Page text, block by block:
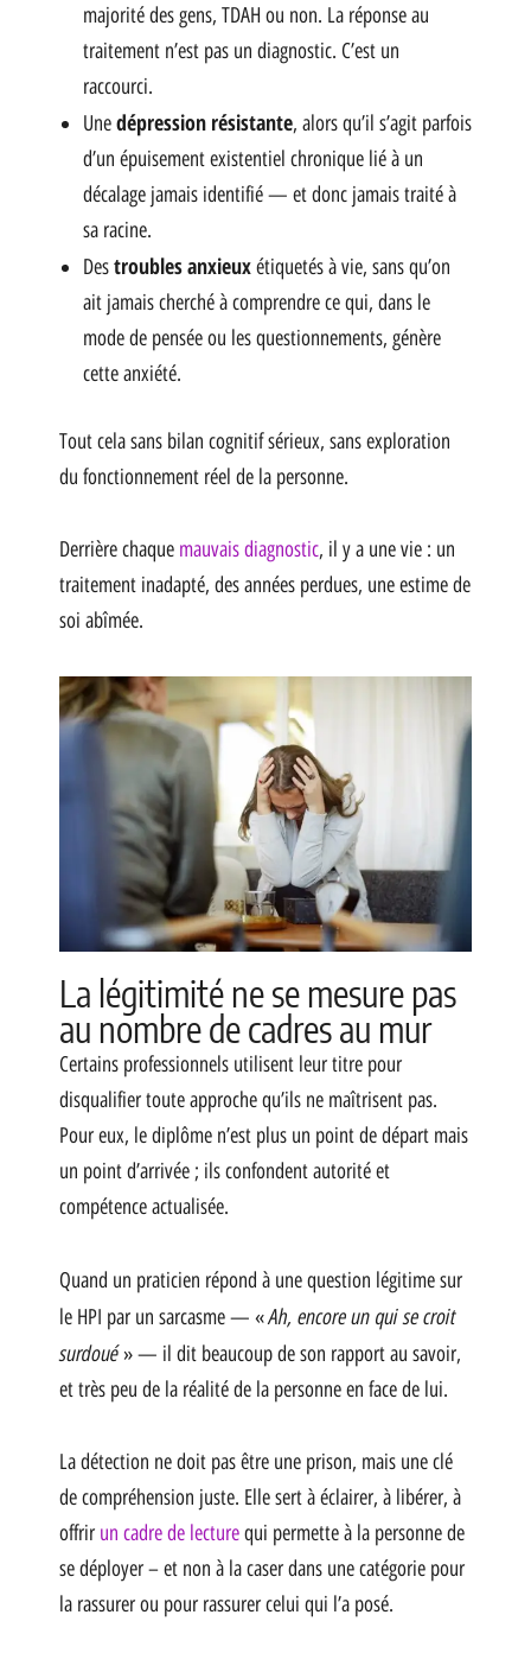
majorité des gens, TDAH ou non. La réponse au
traitement n’est pas un diagnostic. C’est un
raccourci.
Unedépression résistante, alors qu’il s’agit parfois
d’un épuisement existentiel chronique lié à un
décalage jamais identifié — et donc jamais traité à
sa racine.
Destroubles anxieuxétiquetés à vie, sans qu’on
ait jamais cherché à comprendre ce qui, dans le
mode de pensée ou les questionnements, génère
cette anxiété.
Tout cela sans bilan cognitif sérieux, sans exploration
du fonctionnement réel de la personne.
Derrière chaque mauvais diagnostic, il y a une vie : un
traitement inadapté, des années perdues, une estime de
soi abîmée.
La légitimité ne se mesure pas
au nombre de cadres au mur
Certains professionnels utilisent leur titre pour
disqualifier toute approche qu’ils ne maîtrisent pas.
Pour eux, le diplôme n’est plus un point de départ mais
un point d’arrivée ; ils confondent autorité et
compétence actualisée.
Quand un praticien répond à une question légitime sur
le HPI par un sarcasme — «Ah, encore un qui se croit
surdoué» — il dit beaucoup de son rapport au savoir,
et très peu de la réalité de la personne en face de lui.
La détection ne doit pas être une prison, mais une clé
de compréhension juste. Elle sert à éclairer, à libérer, à
offrir un cadre de lecturequi permette à la personne de
se déployer – et non à la caser dans une catégorie pour
la rassurer ou pour rassurer celui qui l’a posé.